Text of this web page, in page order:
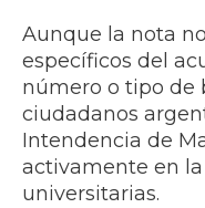
Aunque la nota
específicos del
número o tipo de
ciudadanos
Intendencia de
activamente en
universitarias.